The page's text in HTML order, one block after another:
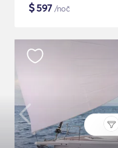
$597 /noč